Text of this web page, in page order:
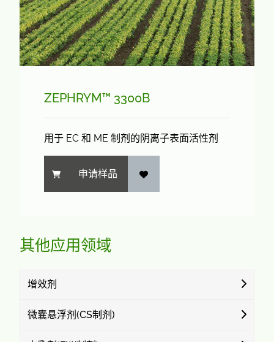
ZEPHRYM™ 3300B
用于 EC 和 ME 制剂的阴离子表面活性剂
申请样品
其他应用领域
增效剂
微囊悬浮剂(CS制剂)